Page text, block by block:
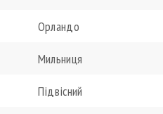
Орландо
Мильниця
Підвісний